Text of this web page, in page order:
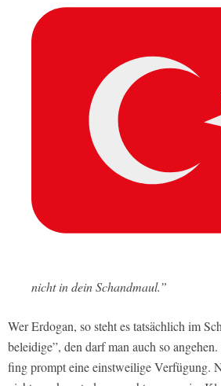
nicht in dein Schandmaul.”
Wer Erdogan, so steht es tatsächlich im
beleidige”, den darf man auch so
fing prompt eine einstweilige Verfügung.